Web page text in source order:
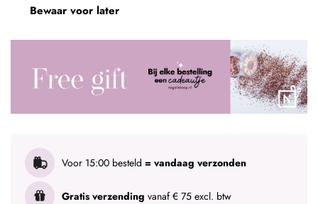
Bewaar voor later
Voor 15:00 besteld = vandaag verzonden
Gratis verzending vanaf € 75 excl. btw